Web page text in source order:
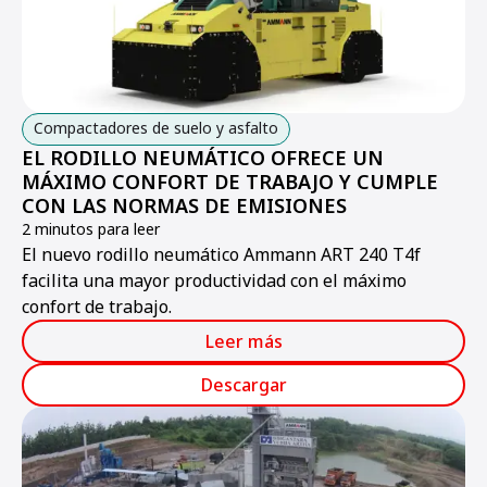
Compactadores de suelo y asfalto
EL RODILLO NEUMÁTICO OFRECE UN
MÁXIMO CONFORT DE TRABAJO Y CUMPLE
CON LAS NORMAS DE EMISIONES
2 minutos para leer
El nuevo rodillo neumático Ammann ART 240 T4f
facilita una mayor productividad con el máximo
confort de trabajo.
Leer más
Descargar